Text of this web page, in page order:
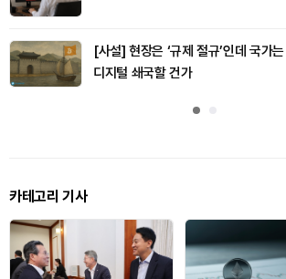
[사설] 현장은 ‘규제 절규’인데 국가
디지털 쇄국할 건가
카테고리 기사